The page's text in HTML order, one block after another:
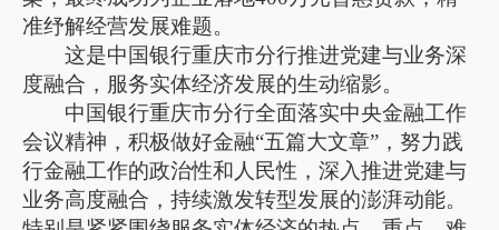
准纾解经营发展难题。
这是中国银行重庆市分行推进党建与业务深
度融合，服务实体经济发展的生动缩影。
中国银行重庆市分行全面落实中央金融工作
会议精神，积极做好金融“五篇大文章”，努力践
行金融工作的政治性和人民性，深入推进党建与
业务高度融合，持续激发转型发展的澎湃动能。